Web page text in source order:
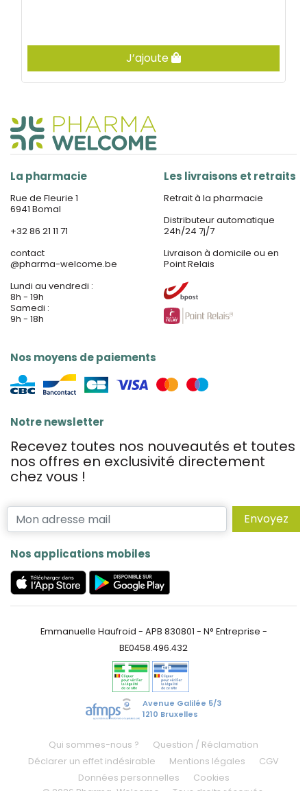
J’ajoute
La pharmacie
Rue de Fleurie 1
6941 Bomal
+32 86 21 11 71
contact
@pharma-welcome.be
Lundi au vendredi :
8h - 19h
Samedi :
9h - 18h
Nos moyens de paiements
Les livraisons et retraits
Retrait à la pharmacie
Distributeur automatique
24h/24 7j/7
Livraison à domicile ou en
Point Relais
Notre newsletter
Recevez toutes nos nouveautés et toutes
nos offres en exclusivité directement
chez vous !
Envoyez
Nos applications mobiles
Emmanuelle Haufroid - APB 830801 - N° Entreprise -
BE0458.496.432
Avenue Galilée 5/3
1210 Bruxelles
Qui sommes-nous ?
Question / Réclamation
Déclarer un effet indésirable
Mentions légales
CGV
Données personnelles
Cookies